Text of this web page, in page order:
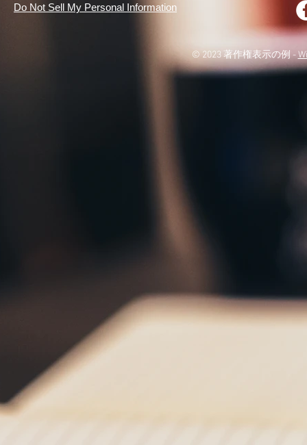
Do Not Sell My Personal Information
© 2023 著作権表示の例 -